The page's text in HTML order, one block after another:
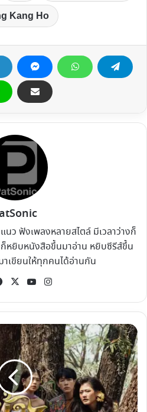
Kang Ho
ว ฟังเพลงหลายสไตล์ มีเวลาว่างก็
ก็หยิบหนังสือขึ้นมาอ่าน หยิบซีรีส์ขึ้น
เขียนให้ทุกคนได้อ่านกัน
Facebook
X YouTube